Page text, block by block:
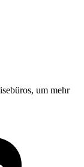
um mehr